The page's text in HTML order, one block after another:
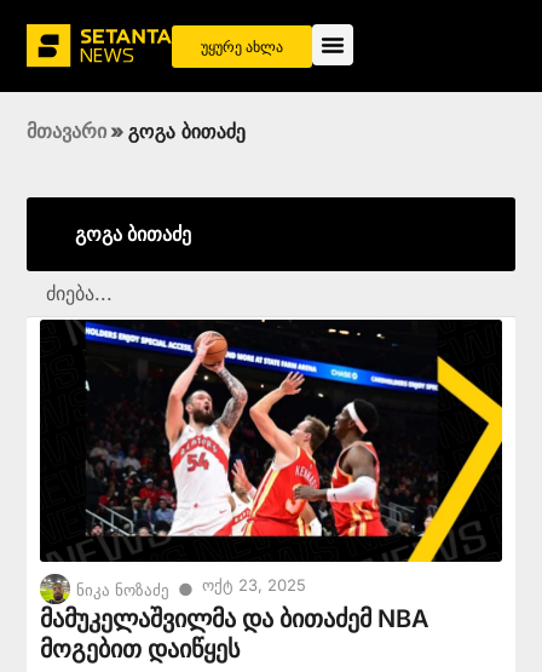
უყურე ახლა
მთავარი » გოგა ბითაძე
გოგა ბითაძე
ნიკა ნოზაძე ● Ოქტ 23, 2025
მამუკელაშვილმა და ბითაძემ NBA
მოგებით დაიწყეს